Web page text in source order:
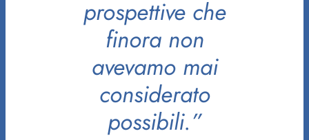
prospettive che
finora non
avevamo mai
considerato
possibili.”